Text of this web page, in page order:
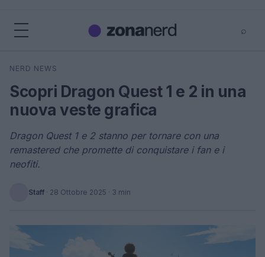
⌕
Cerca
NERD NEWS
Scopri Dragon Quest 1 e 2 in una
nuova veste grafica
Dragon Quest 1 e 2 stanno per tornare con una
remastered che promette di conquistare i fan e i
neofiti.
Staff · 28 Ottobre 2025 · 3 min